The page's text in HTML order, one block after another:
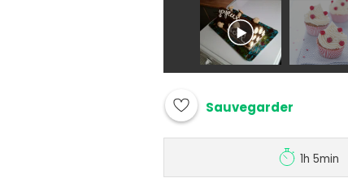
Sauvegarder
1h 5min